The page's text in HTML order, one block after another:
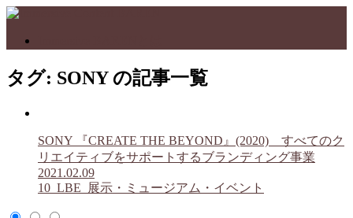
タグ: SONY の記事一覧
SONY 『CREATE THE BEYOND』(2020) すべてのク
リエイティブをサポートするブランディング事業
2021.02.09
10_LBE_展示・ミュージアム・イベント